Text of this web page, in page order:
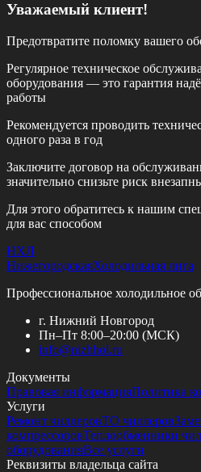
Уважаемый клиент!
Предотвратите поломку вашего
Регулярное техническое
оборудования — это гарантия
работы
Рекомендуется проводить
одного раза в год
Заключите договор на
значительно снизьте риск
Для этого обратитесь к нашим
для вас способом
НХЛ
НижегородскаяХолодильная лига
Профессиональное холодильное
г. Нижний Новгород
Пн–Пт 8:00–20:00 (МСК)
info@nizhhol.ru
Документы
Правовая информацияПолитика
Услуги
Ремонт чиллеровТО чиллеров
компрессоровТеплообменники
оборудованияВсе услуги
Реквизиты владельца сайта